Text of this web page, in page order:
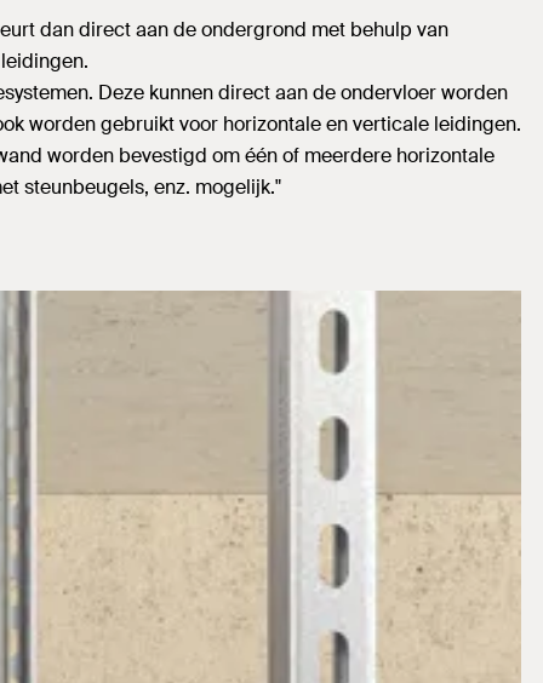
dan direct aan de ondergrond met behulp van
Deze kunnen direct aan de ondervloer worden
worden gebruikt voor horizontale en verticale leidingen.
worden bevestigd om één of meerdere horizontale
steunbeugels, enz. mogelijk."